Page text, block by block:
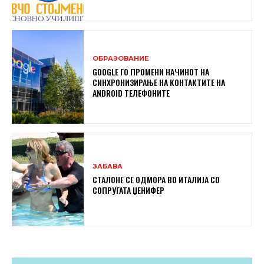
ОБРАЗОВАНИЕ
GOOGLE ГО ПРОМЕНИ НАЧИНОТ НА
СИНХРОНИЗИРАЊЕ НА КОНТАКТИТЕ НА
ANDROID ТЕЛЕФОНИТЕ
ЗАБАВА
СТАЛОНЕ СЕ ОДМОРА ВО ИТАЛИЈА СО
СОПРУГАТА ЏЕНИФЕР